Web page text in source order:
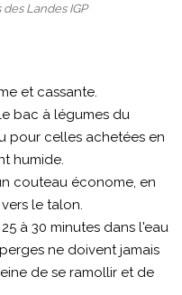
Landes IGP
et cassante.
bac à légumes du
pour celles achetées en
humide.
couteau économe, en
le talon.
à 30 minutes dans l'eau
ne doivent jamais
de se ramollir et de